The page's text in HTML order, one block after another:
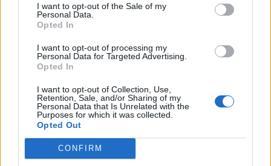
I want to opt-out of the Sale of my
Personal Data.
Opted In
I want to opt-out of processing my
Personal Data for Targeted Advertising.
Opted In
I want to opt-out of Collection, Use,
Retention, Sale, and/or Sharing of my
Personal Data that Is Unrelated with the
Purposes for which it was collected.
Opted Out
CONFIRM
ΤΕΛΕΥΤΑΙΑ ΝΕΑ
Σύγκρουση δύο τραμ στη Γερμανία – Πάνω
από 20 τραυματίες